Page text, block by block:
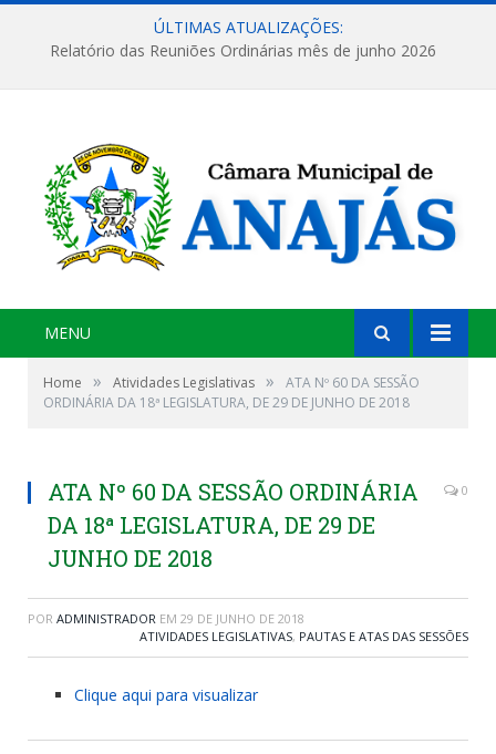
ÚLTIMAS ATUALIZAÇÕES:
Relatório das Reuniões Ordinárias mês de junho 2026
MENU
Home » Atividades Legislativas »
ATA Nº 60 DA SESSÃO
ORDINÁRIA DA 18ª LEGISLATURA, DE 29 DE JUNHO DE 2018
ATA Nº 60 DA SESSÃO ORDINÁRIA
DA 18ª LEGISLATURA, DE 29 DE
JUNHO DE 2018
0
POR ADMINISTRADOR EM 29 DE JUNHO DE 2018
ATIVIDADES LEGISLATIVAS, PAUTAS E ATAS DAS SESSÕES
Clique aqui para visualizar